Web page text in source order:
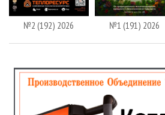
№2 (192) 2026 №1 (191) 2026